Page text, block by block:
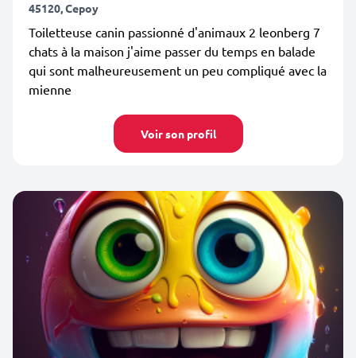
45120, Cepoy
Toiletteuse canin passionné d'animaux 2 leonberg 7
chats à la maison j'aime passer du temps en balade
qui sont malheureusement un peu compliqué avec la
mienne
Voir son profil